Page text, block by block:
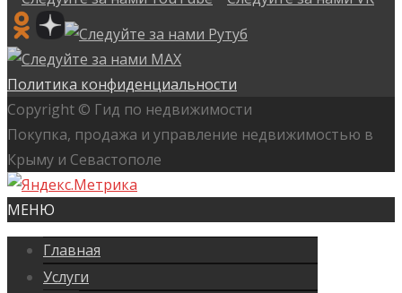
Политика конфиденциальности
Copyright © Гид по недвижимости
Покупка, продажа и управление недвижимостью в
Крыму и Севастополе
МЕНЮ
Главная
Услуги